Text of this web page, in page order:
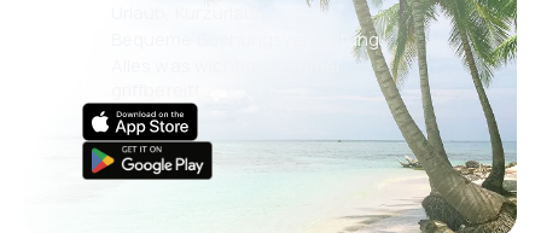
Bequeme Buchungsverwaltung